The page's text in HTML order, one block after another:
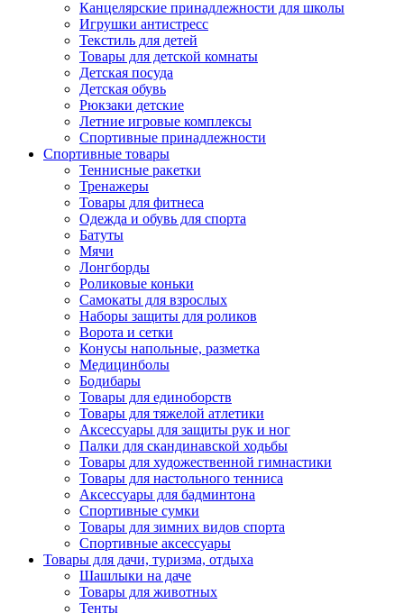
Канцелярские принадлежности для школы
Игрушки антистресс
Текстиль для детей
Товары для детской комнаты
Детская посуда
Детская обувь
Рюкзаки детские
Летние игровые комплексы
Спортивные принадлежности
Спортивные товары
Теннисные ракетки
Тренажеры
Товары для фитнеса
Одежда и обувь для спорта
Батуты
Мячи
Лонгборды
Роликовые коньки
Самокаты для взрослых
Наборы защиты для роликов
Ворота и сетки
Конусы напольные, разметка
Медицинболы
Бодибары
Товары для единоборств
Товары для тяжелой атлетики
Аксессуары для защиты рук и ног
Палки для скандинавской ходьбы
Товары для художественной гимнастики
Товары для настольного тенниса
Аксессуары для бадминтона
Спортивные сумки
Товары для зимних видов спорта
Спортивные аксессуары
Товары для дачи, туризма, отдыха
Шашлыки на даче
Товары для животных
Тенты